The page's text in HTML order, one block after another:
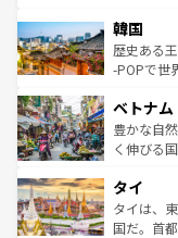
はコンテン
いる。ア
ビング、
い。オー
参照してほ
ン）、静
と山間の
驚きをも
容にもい
照してほ
韓国
歴史ある
-POPで世
き、地方
できる。
まで、さ
リティに
覧を参照
ベトナム
豊かな自
く伸びる
急速な発
ーチミン
醸し出し
タイ
タイは、
国だ。首